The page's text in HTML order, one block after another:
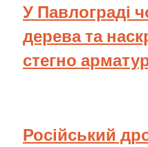
У Павлограді
дерева та
стегно
Російський